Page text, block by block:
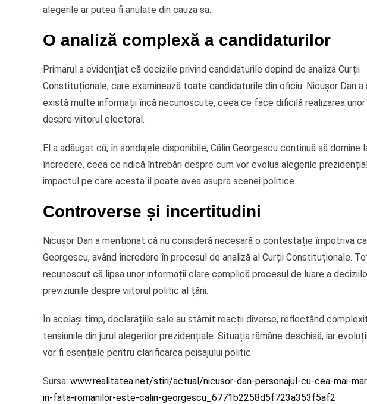
alegerile ar putea fi anulate din cauza sa.
O analiză complexă a candidaturilor
Primarul a evidențiat că deciziile privind candidaturile depind de analiza Curții
Constituționale, care examinează toate candidaturile din oficiu. Nicuşor Dan a
există multe informații încă necunoscute, ceea ce face dificilă realizarea
despre viitorul electoral.
El a adăugat că, în sondajele disponibile, Călin Georgescu continuă să domine
încredere, ceea ce ridică întrebări despre cum vor evolua alegerile
impactul pe care acesta îl poate avea asupra scenei politice.
Controverse și incertitudini
Nicuşor Dan a menționat că nu consideră necesară o contestație împotriva
Georgescu, având încredere în procesul de analiză al Curții Constituționale.
recunoscut că lipsa unor informații clare complică procesul de luare a
previziunile despre viitorul politic al țării.
În același timp, declarațiile sale au stârnit reacții diverse, reflectând
tensiunile din jurul alegerilor prezidențiale. Situația rămâne deschisă, iar
vor fi esențiale pentru clarificarea peisajului politic.
Sursa: www.realitatea.net/stiri/actual/nicusor-dan-personajul-cu-cea-mai-
in-fata-romanilor-este-calin-georgescu_6771b2258d5f723a353f5af2